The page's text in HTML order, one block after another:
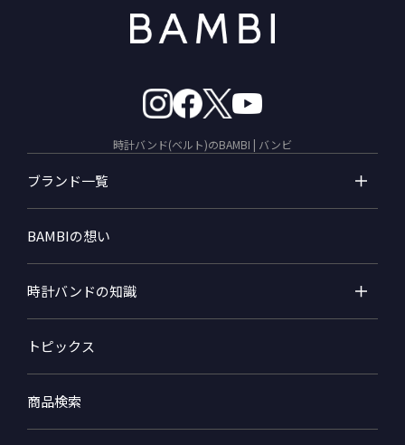
時計バンド(ベルト)のBAMBI | バンビ
ブランド一覧
BAMBIの想い
時計バンドの知識
トピックス
商品検索